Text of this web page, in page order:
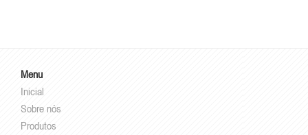
Menu
Inicial
Sobre nós
Produtos